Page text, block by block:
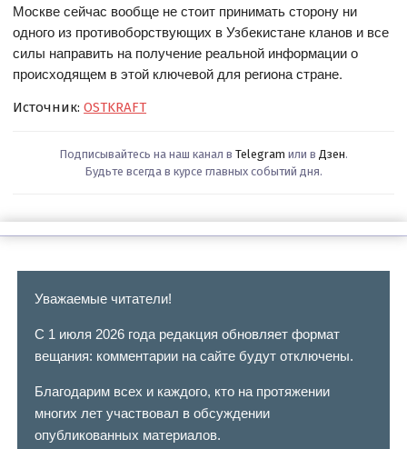
Москве сейчас вообще не стоит принимать сторону ни
одного из противоборствующих в Узбекистане кланов и все
силы направить на получение реальной информации о
происходящем в этой ключевой для региона стране.
Источник:OSTKRAFT
Подписывайтесь на наш канал в Telegram или в Дзен.
Будьте всегда в курсе главных событий дня.
Уважаемые читатели!
С 1 июля 2026 года редакция обновляет формат
вещания: комментарии на сайте будут отключены.
Благодарим всех и каждого, кто на протяжении
многих лет участвовал в обсуждении
опубликованных материалов.